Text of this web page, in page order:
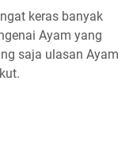
keras banyak
Ayam yang
saja ulasan Ayam